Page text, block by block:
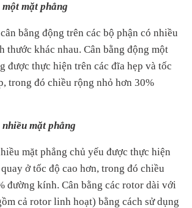
mặt phẳng
bằng động trên các bộ phận có nhiều
thước khác nhau. Cân bằng động một
được thực hiện trên các đĩa hẹp và tốc
trong đó chiều rộng nhỏ hơn 30%
mặt phẳng
mặt phẳng chủ yếu được thực hiện
ở tốc độ cao hơn, trong đó chiều
đường kính. Cân bằng các rotor dài với
cả rotor linh hoạt) bằng cách sử dụng